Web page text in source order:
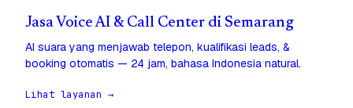
Jasa Voice AI & Call Center di Semarang
AI suara yang menjawab telepon, kualifikasi leads, &
booking otomatis — 24 jam, bahasa Indonesia natural.
Lihat layanan →